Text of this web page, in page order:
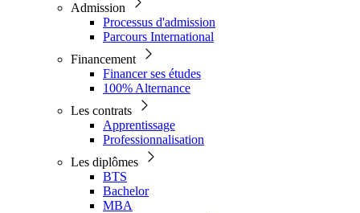
Admission
Processus d'admission
Parcours International
Financement
Financer ses études
100% Alternance
Les contrats
Apprentissage
Professionnalisation
Les diplômes
BTS
Bachelor
MBA